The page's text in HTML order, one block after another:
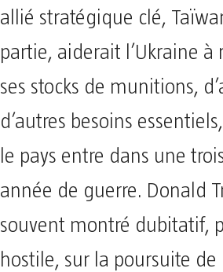
allié stratégique clé,
partie, aiderait l’Ukraine à
ses stocks de munitions,
d’autres besoins
le pays entre dans une
année de guerre. Donald
souvent montré dubitatif,
hostile, sur la poursuite de